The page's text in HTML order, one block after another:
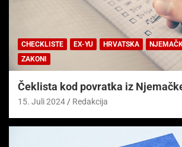
CHECKLISTE EX-YU HRVATSKA
ZAKONI
Čeklista kod povratka iz
15. Juli 2024 Redakcija